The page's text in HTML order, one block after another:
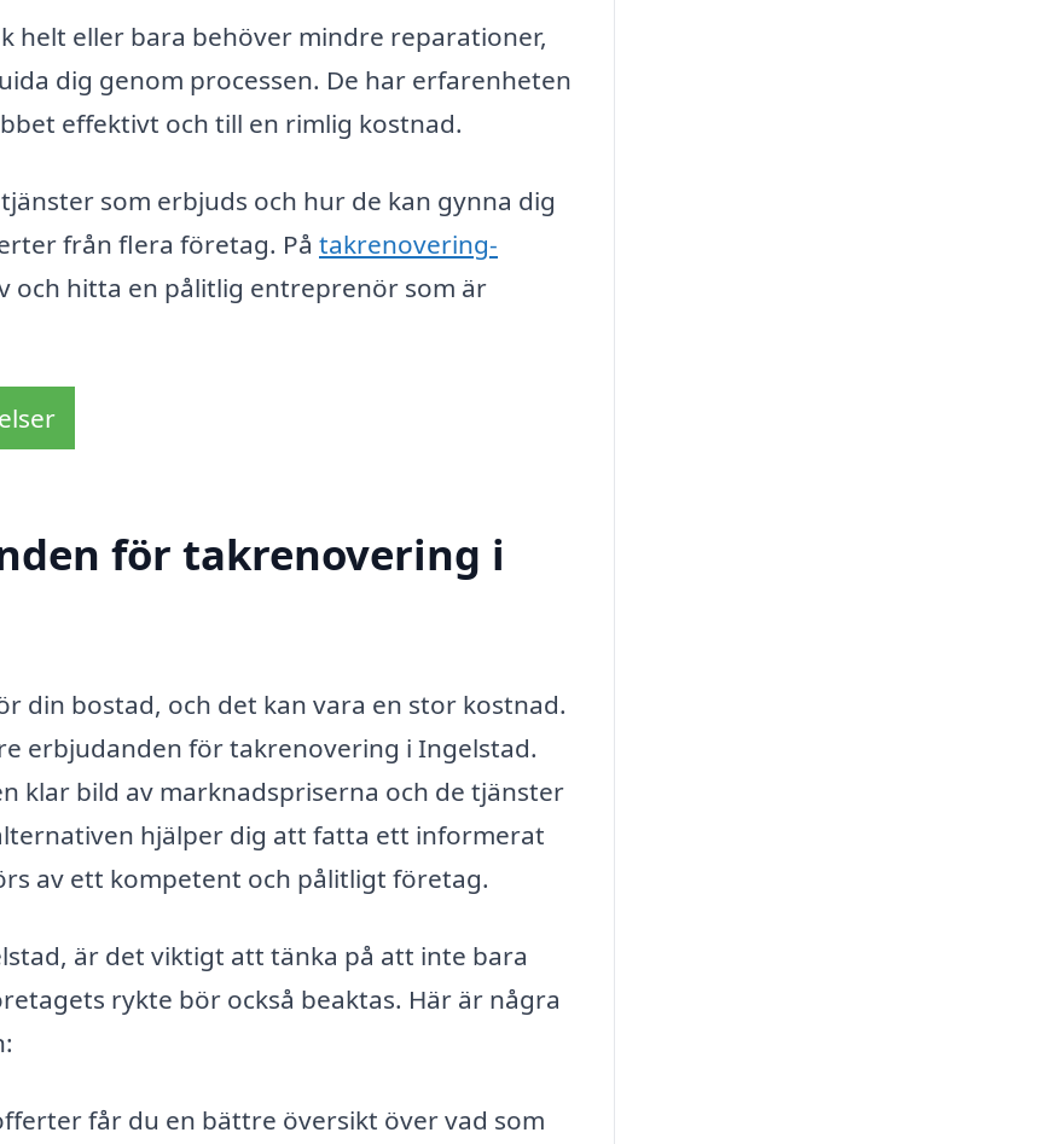
helt eller bara behöver mindre reparationer,
dig genom processen. De har erfarenheten
effektivt och till en rimlig kostnad.
som erbjuds och hur de kan gynna dig
från flera företag. På takrenovering-
och hitta en pålitlig entreprenör som är
för takrenovering i
din bostad, och det kan vara en stor kostnad.
erbjudanden för takrenovering i Ingelstad.
klar bild av marknadspriserna och de tjänster
hjälper dig att fatta ett informerat
av ett kompetent och pålitligt företag.
är det viktigt att tänka på att inte bara
rykte bör också beaktas. Här är några
får du en bättre översikt över vad som